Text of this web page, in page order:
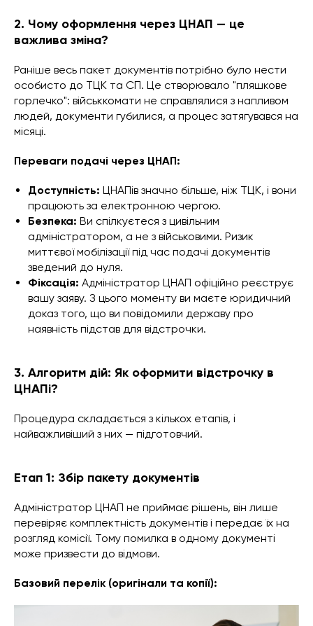
2. Чому оформлення через ЦНАП — це
важлива зміна?
Раніше весь пакет документів потрібно було нести
особисто до ТЦК та СП. Це створювало "пляшкове
горлечко": військкомати не справлялися з напливом
людей, документи губилися, а процес затягувався на
місяці.
Переваги подачі через ЦНАП:
Доступність: ЦНАПів значно більше, ніж ТЦК, і вони
працюють за електронною чергою.
Безпека: Ви спілкуєтеся з цивільним
адміністратором, а не з військовими. Ризик
миттєвої мобілізації під час подачі документів
зведений до нуля.
Фіксація: Адміністратор ЦНАП офіційно реєструє
вашу заяву. З цього моменту ви маєте юридичний
доказ того, що ви повідомили державу про
наявність підстав для відстрочки.
3. Алгоритм дій: Як оформити відстрочку в
ЦНАПі?
Процедура складається з кількох етапів, і
найважливіший з них — підготовчий.
Етап 1: Збір пакету документів
Адміністратор ЦНАП не приймає рішень, він лише
перевіряє комплектність документів і передає їх на
розгляд комісії. Тому помилка в одному документі
може призвести до відмови.
Базовий перелік (оригінали та копії):